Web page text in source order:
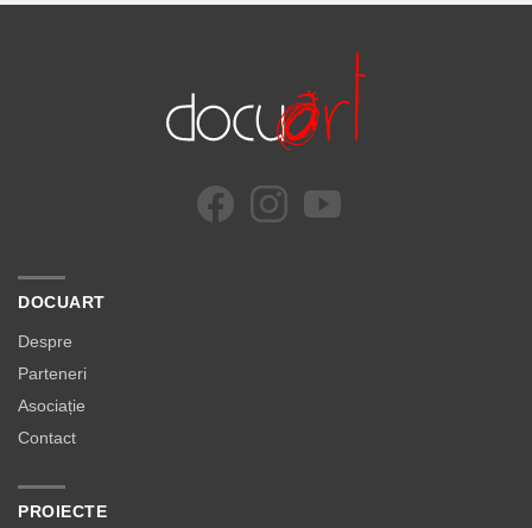
DOCUART
Despre
Parteneri
Asociație
Contact
PROIECTE